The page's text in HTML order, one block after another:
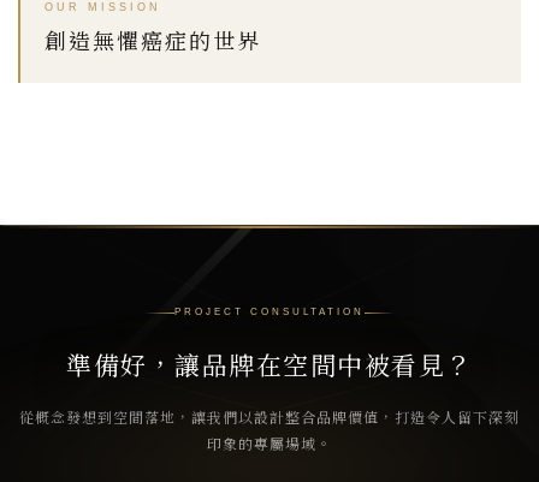
OUR MISSION
創造無懼癌症的世界
PROJECT CONSULTATION
準備好，讓品牌在空間中被看見？
從概念發想到空間落地，讓我們以設計整合品牌價值，打造令人留下深刻
印象的專屬場域。